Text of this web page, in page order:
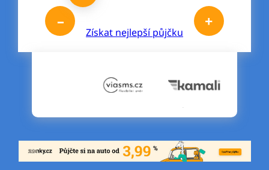
– +
Získat nejlepší půjčku